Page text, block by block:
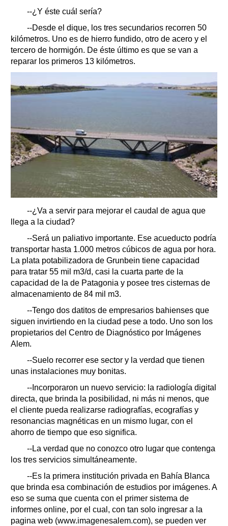
--¿Y éste cuál sería?
--Desde el dique, los tres secundarios recorren 50
kilómetros. Uno es de hierro fundido, otro de acero y el
tercero de hormigón. De éste último es que se van a
reparar los primeros 13 kilómetros.
--¿Va a servir para mejorar el caudal de agua que
llega a la ciudad?
--Será un paliativo importante. Ese acueducto podría
transportar hasta 1.000 metros cúbicos de agua por hora.
La plata potabilizadora de Grunbein tiene capacidad
para tratar 55 mil m3/d, casi la cuarta parte de la
capacidad de la de Patagonia y posee tres cisternas de
almacenamiento de 84 mil m3.
--Tengo dos datitos de empresarios bahienses que
siguen invirtiendo en la ciudad pese a todo. Uno son los
propietarios del Centro de Diagnóstico por Imágenes
Alem.
--Suelo recorrer ese sector y la verdad que tienen
unas instalaciones muy bonitas.
--Incorporaron un nuevo servicio: la radiología digital
directa, que brinda la posibilidad, ni más ni menos, que
el cliente pueda realizarse radiografías, ecografías y
resonancias magnéticas en un mismo lugar, con el
ahorro de tiempo que eso significa.
--La verdad que no conozco otro lugar que contenga
los tres servicios simultáneamente.
--Es la primera institución privada en Bahía Blanca
que brinda esa combinación de estudios por imágenes. A
eso se suma que cuenta con el primer sistema de
informes online, por el cual, con tan solo ingresar a la
pagina web (www.imagenesalem.com), se pueden ver